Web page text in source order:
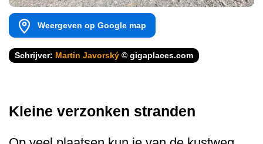
Weergeven op Google map
Schrijver: Martin Javorský © gigaplaces.com
Kleine verzonken stranden